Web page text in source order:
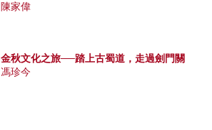
陳家偉
金秋文化之旅──踏上古蜀道，走過劍門關
馮珍今